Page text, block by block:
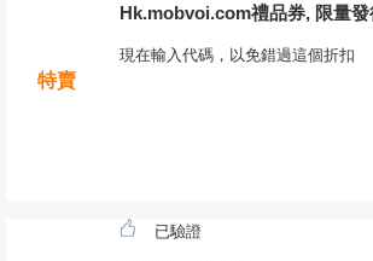
特賣
Hk.mobvoi.com禮品券, 限量發
現在輸入代碼，以免錯過這個折扣
已驗證